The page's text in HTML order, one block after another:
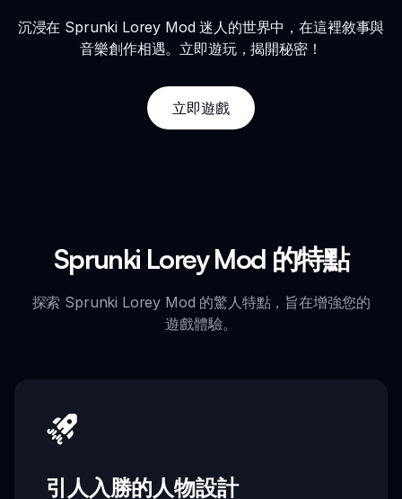
沉浸在 Sprunki Lorey Mod 迷人的世界中，在這裡敘事與
音樂創作相遇。立即遊玩，揭開秘密！
立即遊戲
Sprunki Lorey Mod 的特點
探索 Sprunki Lorey Mod 的驚人特點，旨在增強您的
遊戲體驗。
引人入勝的人物設計